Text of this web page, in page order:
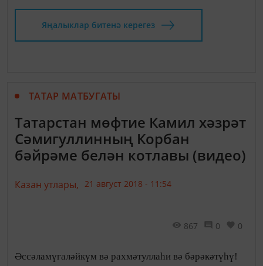
Яңалыклар битенә керегез
ТАТАР МАТБУГАТЫ
Татарстан мөфтие Камил хәзрәт
Сәмигуллинның Корбан
бәйрәме белән котлавы (видео)
Казан утлары, 21 август 2018 - 11:54
867 0 0
Әссәламүгаләйкүм вә рахмәтуллаһи вә бәрәкәтүһү!